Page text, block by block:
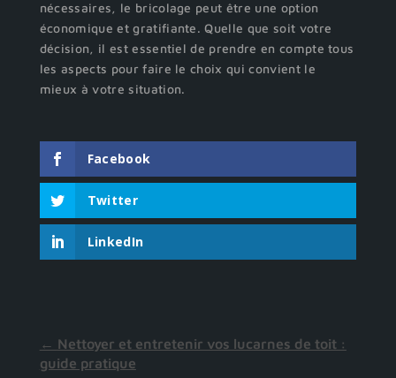
nécessaires, le bricolage peut être une option
économique et gratifiante. Quelle que soit votre
décision, il est essentiel de prendre en compte tous
les aspects pour faire le choix qui convient le
mieux à votre situation.
Facebook
Twitter
LinkedIn
← Nettoyer et entretenir vos lucarnes de toit :
guide pratique